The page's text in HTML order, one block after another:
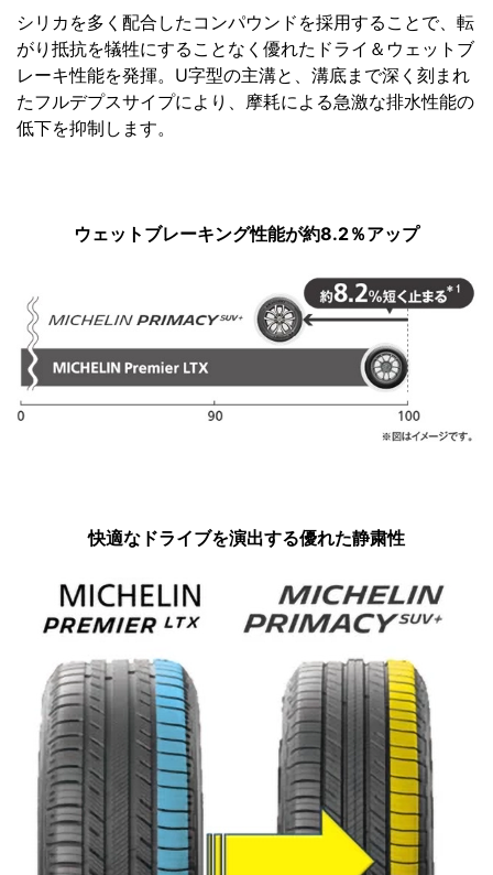
シリカを多く配合したコンパウンドを採用することで、転
がり抵抗を犠牲にすることなく優れたドライ＆ウェットブ
レーキ性能を発揮。U字型の主溝と、溝底まで深く刻まれ
たフルデプスサイプにより、摩耗による急激な排水性能の
低下を抑制します。
ウェットブレーキング性能が約8.2％アップ
快適なドライブを演出する優れた静粛性